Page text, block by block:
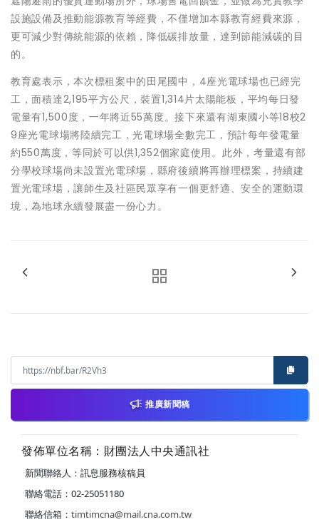
設施設備及推動能源教育等經費，不僅增加本縣教育經費來源，
更可減少對傳統能源的依賴，降低碳排放量，達到節能減碳的目
的。
教育處表示，本次標租案中的田尾國中，4座光電球場也已經完
工，面積達2,195平方公尺，裝置1,314片太陽能板，平均每日發
電量有1,500度，一年將近55萬度。接下來還有湖東國小等18校2
9座光電球場將陸續完工，光電球場全數完工，預計每年發電量
約550萬度，等同於可以供1,352個家庭使用。此外，考量還有部
分學校球場尚未設置光電球場，縣府後續將再辦理標案，持續建
置光電球場，讓師生及社區民眾享有一個更舒適、安全的運動環
境，為地球永續發展盡一份心力。
推廣新聞稿
發佈單位名稱：財團法人中央通訊社
新聞聯絡人：訊息服務核稿員
聯絡電話：02-25051180
聯絡信箱： timtimcna@mail.cna.com.tw